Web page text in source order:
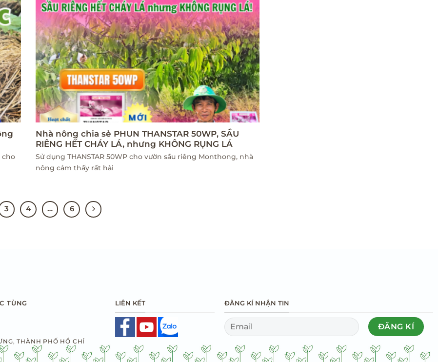
cho
Nhà nông chia sẻ PHUN THANSTAR 50WP, SẦU
RIÊNG HẾT CHÁY LÁ, nhưng KHÔNG RỤNG LÁ
Sử dụng THANSTAR 50WP cho vườn sầu riêng Monthong, nhà
nông cảm thấy rất hài
3 4 … 6
TÙNG
THÀNH PHỐ HỒ CHÍ
LIÊN KẾT ĐĂNG KÍ NHẬN TIN